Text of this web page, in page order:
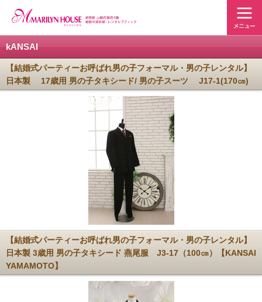
kANSAI
【結婚式パーティーお呼ばれ男の子フォーマル・男の子レンタル】
日本製 17歳用 男の子タキシード/ 男の子スーツ J17-1(170㎝)
【結婚式パーティーお呼ばれ男の子フォーマル・男の子レンタル】
日本製 3歳用 男の子タキシード 燕尾服 J3-17（100㎝）【KANSAI
YAMAMOTO】